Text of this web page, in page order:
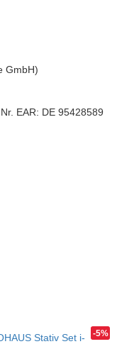
GmbH)
EAR: DE 95428589
-5%